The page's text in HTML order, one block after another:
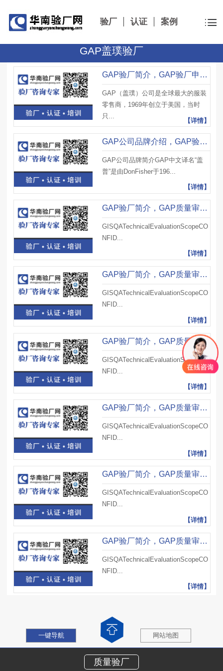
验厂 认证 案例
GAP盖璞验厂
GAP验厂简介，GAP验厂申请流程、GAP验厂审核重点及注意事项
GAP（盖璞）公司是全球最大的服装
零售商，1969年创立于美国，当时
只...
【详情】
GAP公司品牌介绍，GAP验厂审核必要性及注意事项
GAP公司品牌简介GAP中文译名“盖
普”是由DonFisher于196...
【详情】
GAP验厂简介，GAP质量审核技术规范（六）
GISQATechnicalEvaluationScopeCO
NFID...
【详情】
GAP验厂简介，GAP质量审核技术规范（五）
GISQATechnicalEvaluationScopeCO
NFID...
【详情】
GAP验厂简介，GAP质量审核技术规范（四）
GISQATechnicalEvaluationScopeCO
NFID...
【详情】
GAP验厂简介，GAP质量审核技术规范（三）
GISQATechnicalEvaluationScopeCO
NFID...
【详情】
GAP验厂简介，GAP质量审核技术规范（二）
GISQATechnicalEvaluationScopeCO
NFID...
【详情】
GAP验厂简介，GAP质量审核技术规范（一）
GISQATechnicalEvaluationScopeCO
NFID...
【详情】
质量验厂
一键导航 网站地图